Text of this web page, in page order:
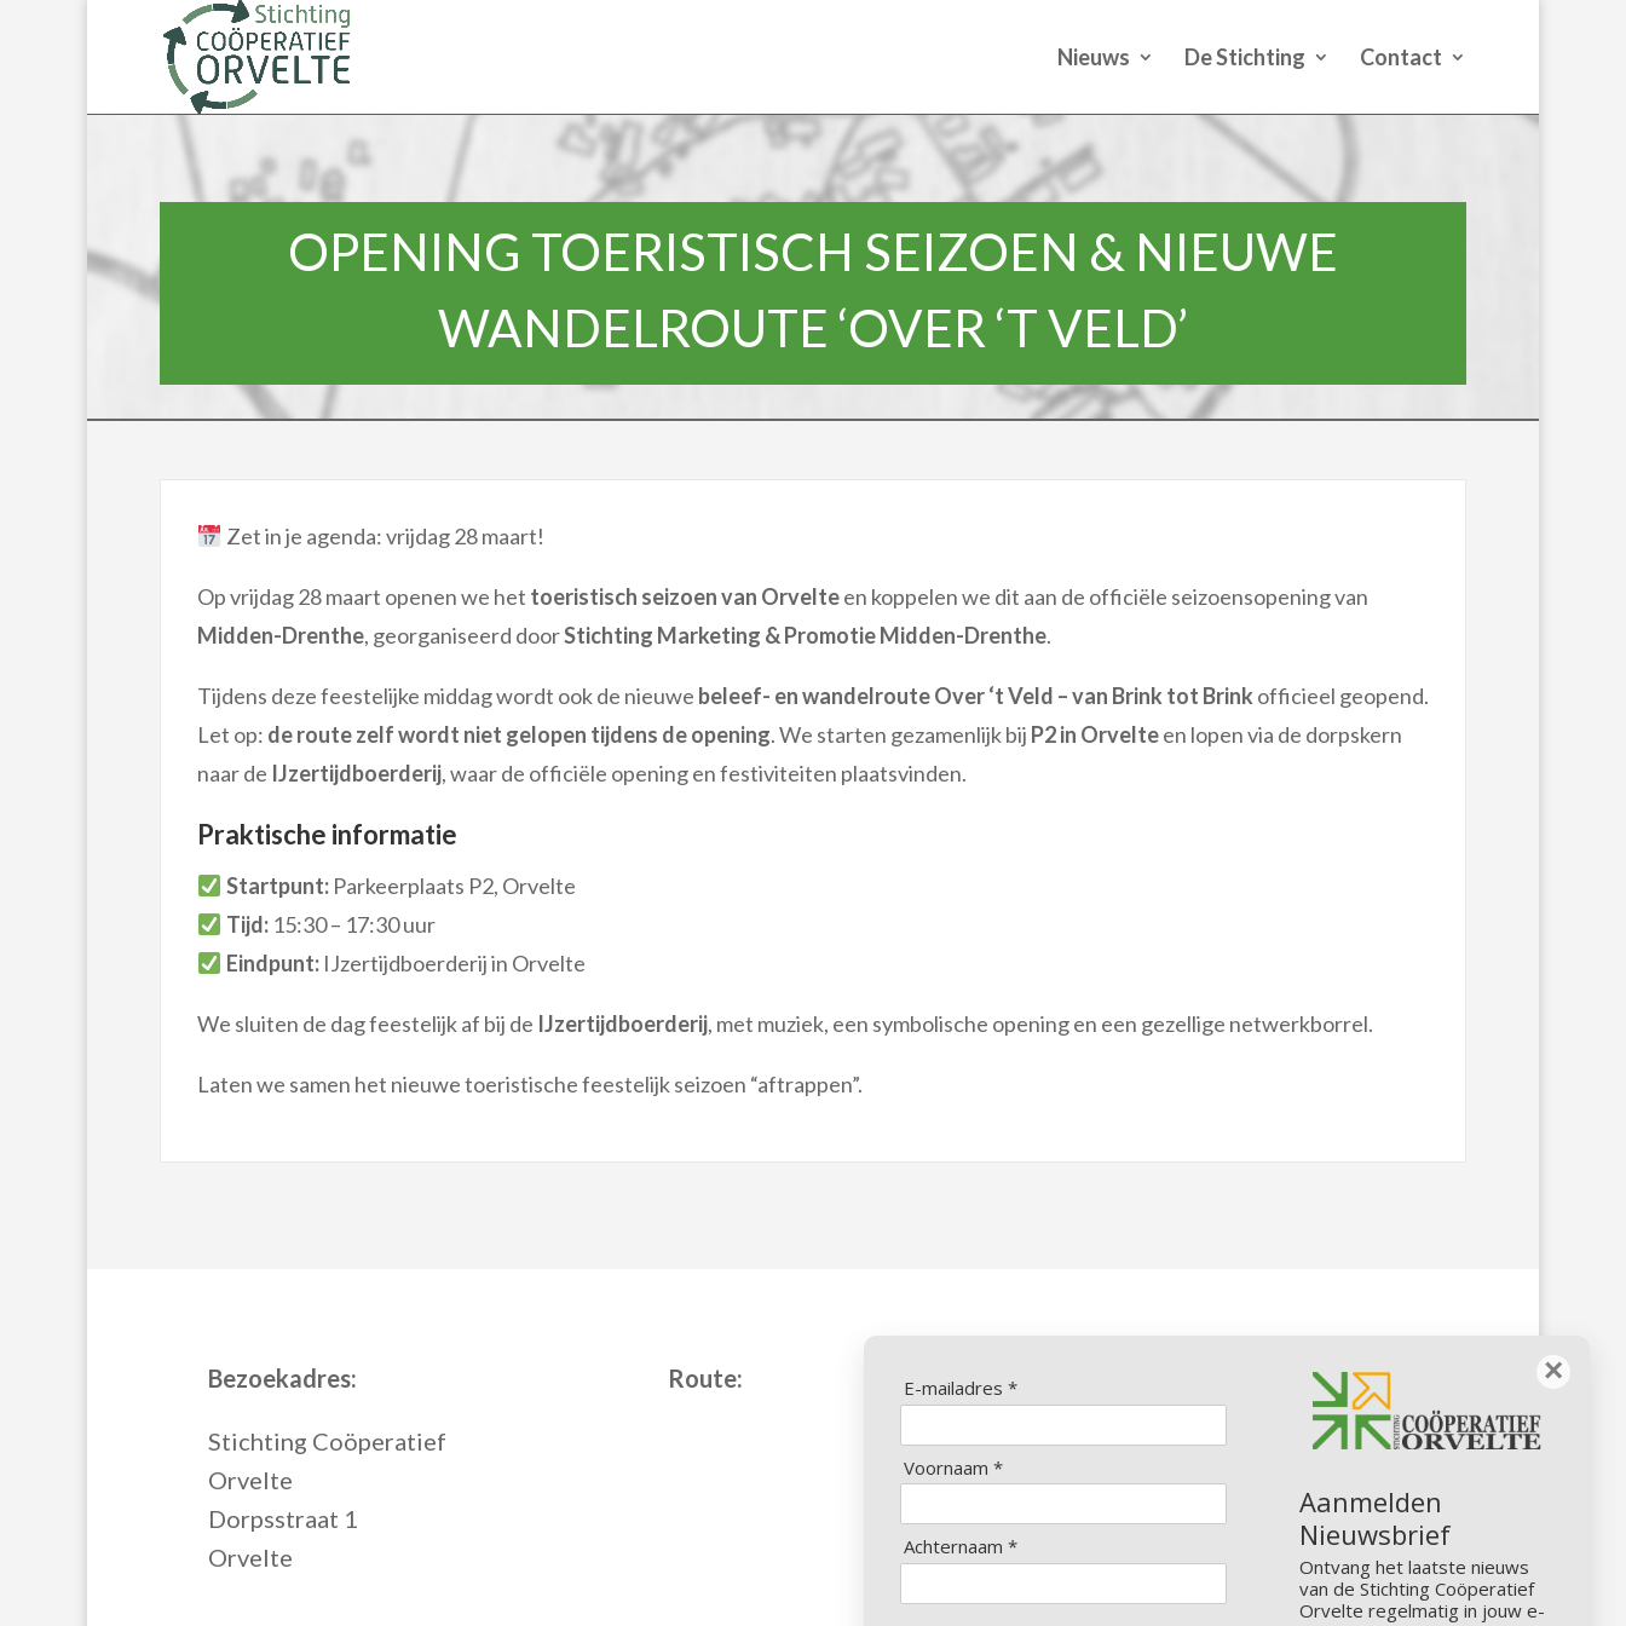
Nieuws De Stichting Contact
OPENING TOERISTISCH SEIZOEN & NIEUWE
WANDELROUTE ‘OVER ‘T VELD’
Zet in je agenda: vrijdag 28 maart!
Op vrijdag 28 maart openen we het toeristisch seizoen van Orvelteen koppelen we dit aan de officiële seizoensopening van
Midden-Drenthe, georganiseerd doorStichting Marketing & Promotie Midden-Drenthe.
Tijdens deze feestelijke middag wordt ook de nieuwe beleef- en wandelroute Over ‘t Veld – van Brink tot Brink officieel geopend.
Let op: de route zelf wordt niet gelopen tijdens de opening. We starten gezamenlijk bij P2 in Orvelteen lopen via de dorpskern
naar de IJzertijdboerderij, waar de officiële opening en festiviteiten plaatsvinden.
Praktische informatie
Startpunt:Parkeerplaats P2, Orvelte
Tijd:15:30 – 17:30 uur
Eindpunt:IJzertijdboerderij in Orvelte
We sluiten de dag feestelijk af bij de IJzertijdboerderij, met muziek, een symbolische opening en een gezellige netwerkborrel.
Laten we samen het nieuwe toeristische feestelijk seizoen “aftrappen”.
Bezoekadres:
Stichting Coöperatief
Orvelte
Dorpsstraat 1
Orvelte
Route:
 +31 6 11 12 20 62‬
info@cooperatief-orvelte.nl
×
E-mailadres *
Voornaam *
Achternaam *
Aanmelden
Nieuwsbrief
Ontvang het laatste nieuws
van de Stichting Coöperatief
Orvelte regelmatig in jouw e-